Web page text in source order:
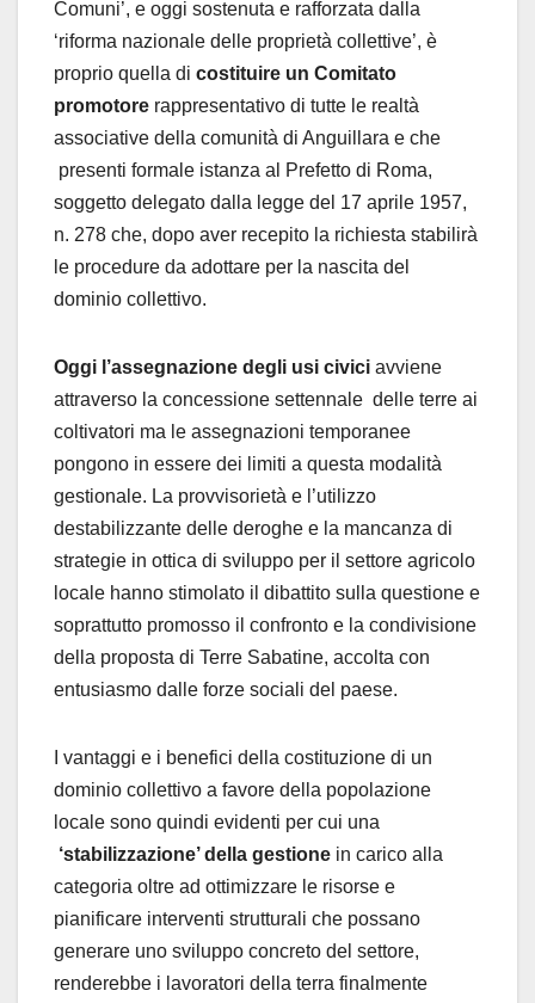
Comuni’, e oggi sostenuta e rafforzata dalla
‘riforma nazionale delle proprietà collettive’, è
proprio quella di costituire un Comitato
promotore rappresentativo di tutte le realtà
associative della comunità di Anguillara e che
presenti formale istanza al Prefetto di Roma,
soggetto delegato dalla legge del 17 aprile 1957,
n. 278 che, dopo aver recepito la richiesta stabilirà
le procedure da adottare per la nascita del
dominio collettivo.
Oggi l’assegnazione degli usi civici avviene
attraverso la concessione settennale delle terre ai
coltivatori ma le assegnazioni temporanee
pongono in essere dei limiti a questa modalità
gestionale. La provvisorietà e l’utilizzo
destabilizzante delle deroghe e la mancanza di
strategie in ottica di sviluppo per il settore agricolo
locale hanno stimolato il dibattito sulla questione e
soprattutto promosso il confronto e la condivisione
della proposta di Terre Sabatine, accolta con
entusiasmo dalle forze sociali del paese.
I vantaggi e i benefici della costituzione di un
dominio collettivo a favore della popolazione
locale sono quindi evidenti per cui una
‘stabilizzazione’ della gestione in carico alla
categoria oltre ad ottimizzare le risorse e
pianificare interventi strutturali che possano
generare uno sviluppo concreto del settore,
renderebbe i lavoratori della terra finalmente